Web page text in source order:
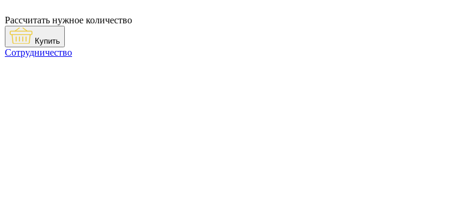
Рассчитать нужное количество
Купить
Сотрудничество